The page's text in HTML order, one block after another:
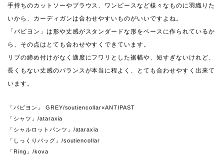
手持ちのカットソーやブラウス、ワンピースなど様々なものに羽織りた
いから、カーディガンは合わせやすいものがいいですよね。
「パピヨン」は形や丈感がスタンダードな形をベースに作られているか
ら、その点はとても合わせやすくできています。
リブの締め付けがなく適度にフワリとした裾幅や、短すぎないけれど、
長くもない丈感のバランスが本当に程よく、とても合わせやすく出来て
います。
「パピヨン」 GREY/soutiencollar×ANTIPAST
「シャツ」/ataraxia
「シャルロットパンツ」/ataraxia
「しっくりバッグ」/soutiencollar
「Ring」/kova